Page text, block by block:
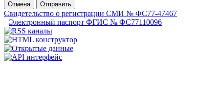
Отмена
Отправить
Свидетельство о регистрации СМИ № ФС77-47467
Электронный паспорт ФГИС № ФС77110096